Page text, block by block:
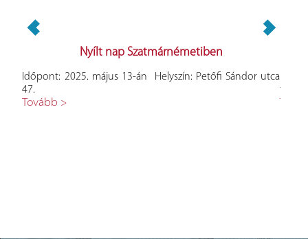
Időpont: 2025. május 13-án Helyszín: Petőfi Sándor utca
47.
Tovább >
Nyílt nap Szatmárnémetiben